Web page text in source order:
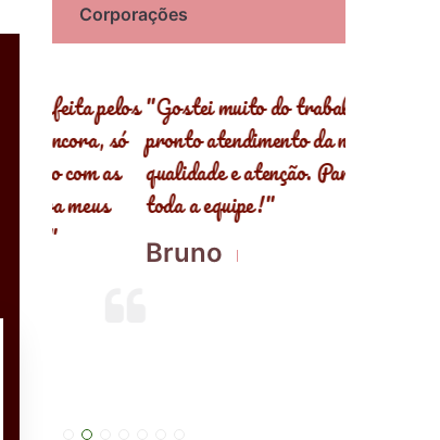
Corporações
"Gostei muito do trabalho e
pronto atendimento da ncora com
qualidade e atenção. Parabéns a
toda a equipe!"